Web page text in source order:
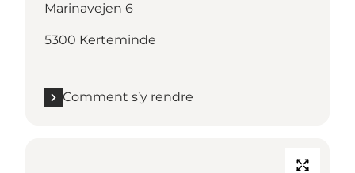
Marinavejen 6
5300 Kerteminde
Comment s’y rendre